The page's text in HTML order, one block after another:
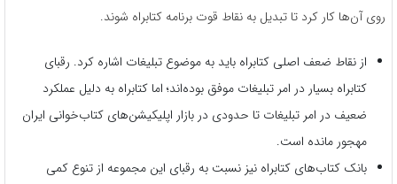
روی آن‌ها کار کرد تا تبدیل به نقاط قوت برنامه کتابراه شوند.
از نقاط ضعف اصلی کتابراه باید به موضوع تبلیغات اشاره کرد. رقبای
کتابراه بسیار در امر تبلیغات موفق بوده‌اند؛ اما کتابراه به دلیل عملکرد
ضعیف در امر تبلیغات تا حدودی در بازار اپلیکیشن‌های کتاب‌خوانی ایران
مهجور مانده است.
بانک کتاب‌های کتابراه نیز نسبت به رقبای این مجموعه از تنوع کمی